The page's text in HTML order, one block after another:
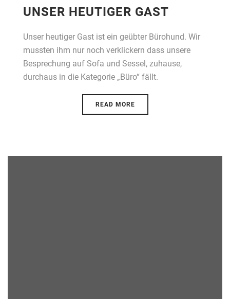
UNSER HEUTIGER GAST
Unser heutiger Gast ist ein geübter Bürohund. Wir
mussten ihm nur noch verklickern dass unsere
Besprechung auf Sofa und Sessel, zuhause,
durchaus in die Kategorie „Büro“ fällt.
READ MORE